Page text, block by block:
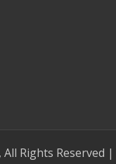
Rights Reserved |